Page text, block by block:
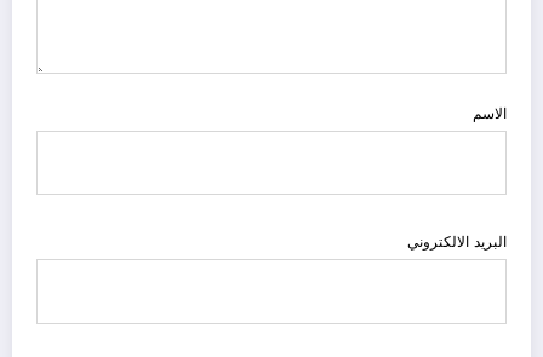
الاسم
البريد الالكتروني